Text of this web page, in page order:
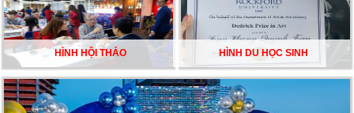
HÌNH HỘI THẢO HÌNH DU HỌC SINH